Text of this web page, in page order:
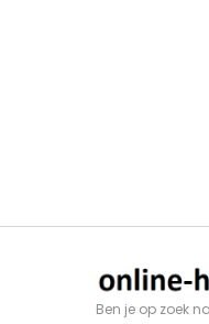
Ben je op zoek